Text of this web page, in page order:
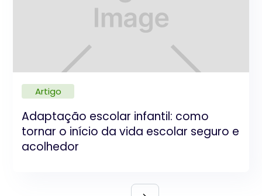
Artigo
Adaptação escolar infantil: como
tornar o início da vida escolar seguro e
acolhedor